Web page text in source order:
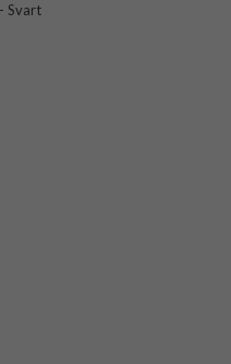
Svart